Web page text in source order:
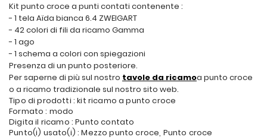
Kit punto croce a punti contati contenente :
- 1 tela Aïda bianca 6.4 ZWEIGART
- 42 colori di fili da ricamo Gamma
- 1 ago
- 1 schema a colori con spiegazioni
Presenza di un punto posteriore.
Per saperne di più sul nostro tavole da ricamoa punto croce
o a ricamo tradizionale sul nostro sito web.
Tipo di prodotti : kit ricamo a punto croce
Formato : modo
Digita il ricamo : Punto contato
Punto(i) usato(i) : Mezzo punto croce, Punto croce